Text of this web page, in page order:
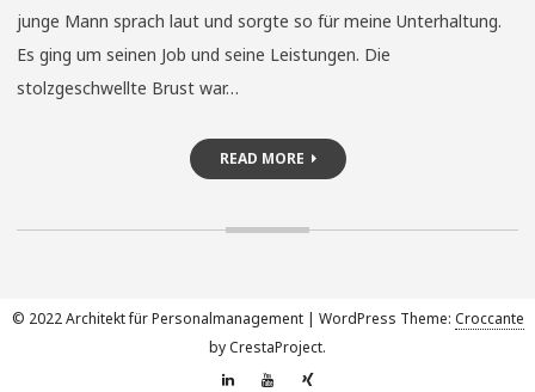
junge Mann sprach laut und sorgte so für meine Unterhaltung.
Es ging um seinen Job und seine Leistungen. Die
stolzgeschwellte Brust war…
READ MORE
© 2022 Architekt für Personalmanagement | WordPress Theme: Croccante
by CrestaProject.
LinkedinYouTubeXing